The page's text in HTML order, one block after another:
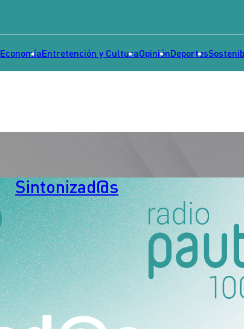
EconomíaEntretención y CulturaOpiniónDeportes
Sintonizad@s